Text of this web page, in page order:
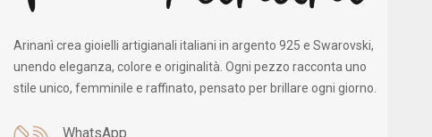
Arinanì crea gioielli artigianali italiani in argento 925 e Swarovski,
unendo eleganza, colore e originalità. Ogni pezzo racconta uno
stile unico, femminile e raffinato, pensato per brillare ogni giorno.
WhatsApp